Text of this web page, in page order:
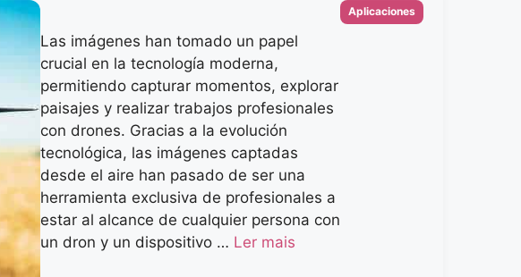
Las imágenes han tomado un papel
crucial en la tecnología moderna,
permitiendo capturar momentos, explorar
paisajes y realizar trabajos profesionales
con drones. Gracias a la evolución
tecnológica, las imágenes captadas
desde el aire han pasado de ser una
herramienta exclusiva de profesionales a
estar al alcance de cualquier persona con
un dron y un dispositivo … Ler mais
Categorias
Aplicaciones